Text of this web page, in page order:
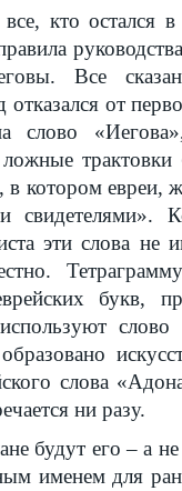
кто остался
Все
от
слово
в котором евреи,
эти слова
букв,
слова
ни разу.
будут его – а
именем для